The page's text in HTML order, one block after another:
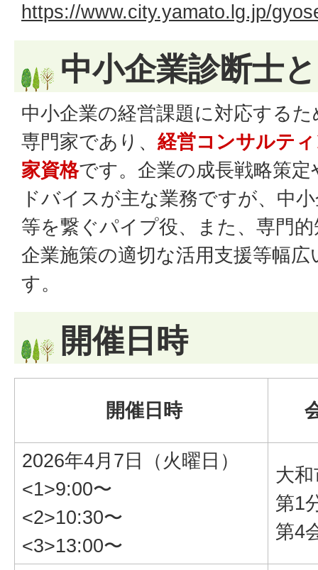
https://www.city.yamato.lg.jp/
中小企業診断士
中小企業の経営課題に対応する
専門家であり、 経営コンサルテ
家資格です。企業の成長戦略策
ドバイスが主な業務ですが、中
等を繋ぐパイプ役、また、専門
企業施策の適切な活用支援等幅
す。
開催日時
開催日時
2026年4月7日（火曜日）
<1>9:00〜
<2>10:30〜
<3>13:00〜
大
第1
第4